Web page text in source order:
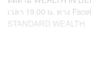
เวลา 19.00 น. ทาง
STANDARD WEALTH